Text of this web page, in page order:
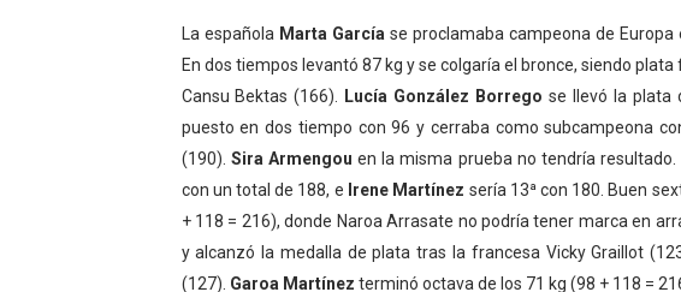
La española Marta García se proclamaba campeona de
En dos tiempos levantó 87 kg y se colgaría el bronce, siendo
Cansu Bektas (166).
Lucía González Borrego se llevó la plata
puesto en dos tiempo con 96 y cerraba como subcampeona
(190). Sira Armengouen la misma prueba no tendría resultado.
con un total de 188, e Irene Martínez sería 13ª con 180. Buen
+ 118 = 216), donde Naroa Arrasate no podría tener marca en
y alcanzó la medalla de plata tras la francesa Vicky Graillot
(127). Garoa Martínez terminó octava de los 71 kg (98 + 118 =